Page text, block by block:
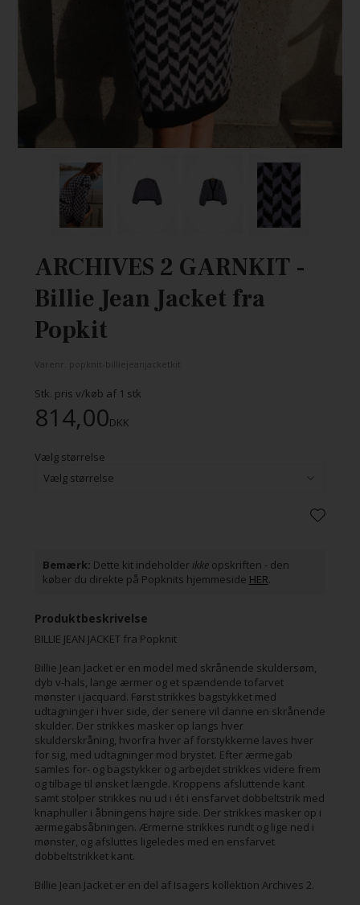
ARCHIVES 2 GARNKIT -
Billie Jean Jacket fra
Popkit
Stk. pris v/køb af 1 stk
814,00DKK
Vælg størrelse
Bemærk: Dette kit indeholder ikke opskriften - den
køber du direkte på Popknits hjemmeside HER.
Produktbeskrivelse
BILLIE JEAN JACKET fra Popknit
Billie Jean Jacket er en model med skrånende skuldersøm,
dyb v-hals, lange ærmer og et spændende tofarvet
mønster i jacquard. Først strikkes bagstykket med
udtagninger i hver side, der senere vil danne en skrånende
skulder. Der strikkes masker op langs hver
skulderskråning, hvorfra hver af forstykkerne laves hver
for sig, med udtagninger mod brystet. Efter ærmegab
samles for- og bagstykker og arbejdet strikkes videre frem
og tilbage til ønsket længde. Kroppens afsluttende kant
samt stolper strikkes nu ud i ét i ensfarvet dobbeltstrik med
knaphuller i åbningens højre side. Der strikkes masker op i
ærmegabsåbningen. Ærmerne strikkes rundt og lige ned i
mønster, og afsluttes ligeledes med en ensfarvet
dobbeltstrikket kant.
Billie Jean Jacket er en del af Isagers kollektion Archives 2.